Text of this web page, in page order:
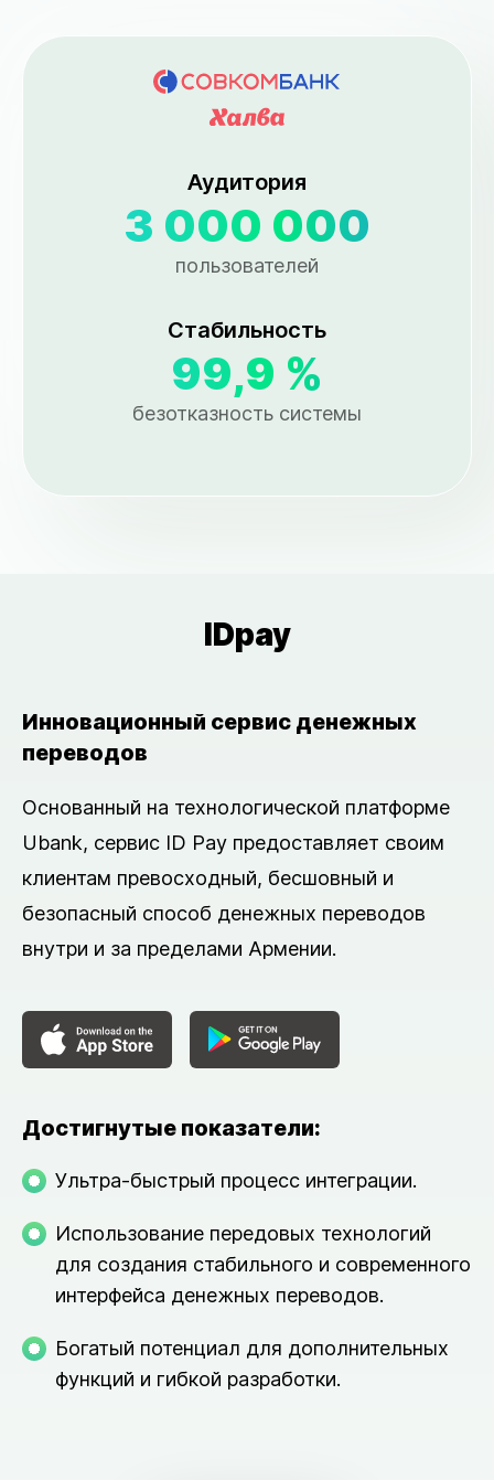
Аудитория
3 000 000
пользователей
Стабильность
99,9 %
безотказность системы
IDpay
Инновационный сервис денежных
переводов
Основанный на технологической платформе
Ubank, сервис ID Pay предоставляет своим
клиентам превосходный, бесшовный и
безопасный способ денежных переводов
внутри и за пределами Армении.
Достигнутые показатели:
Ультра-быстрый процесс интеграции.
Использование передовых технологий
для создания стабильного и современного
интерфейса денежных переводов.
Богатый потенциал для дополнительных
функций и гибкой разработки.